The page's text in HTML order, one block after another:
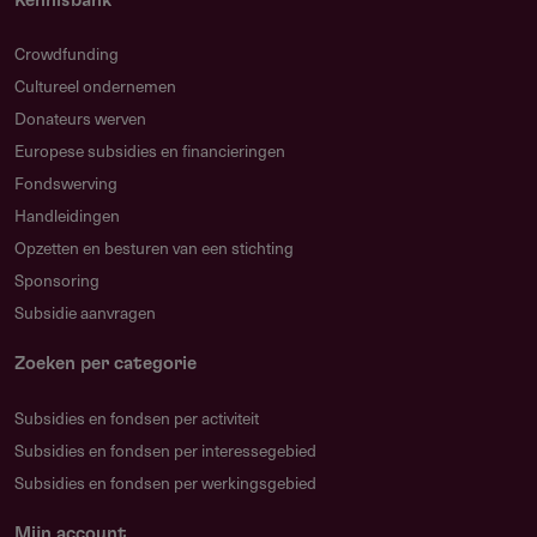
gedocumenteerde loopbaanonderbrekingen kunnen
deze termijn verlengen
de start van de fellowship
De financiering wordt toegekend aan en beheerd door
je instelling
Individuele aanvraag die aansluit bij minimaal één
onderzoeksthema
Deelname aan bijeenkomsten en cohortactiviteiten
Crowdfunding
Cultureel ondernemen
Donateurs werven
Europese subsidies en financieringen
Fondswerving
Handleidingen
Opzetten en besturen van een stichting
Sponsoring
Subsidie aanvragen
Zoeken per categorie
Subsidies en fondsen per activiteit
Subsidies en fondsen per interessegebied
Subsidies en fondsen per werkingsgebied